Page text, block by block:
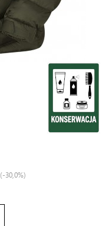
(-30,0%)